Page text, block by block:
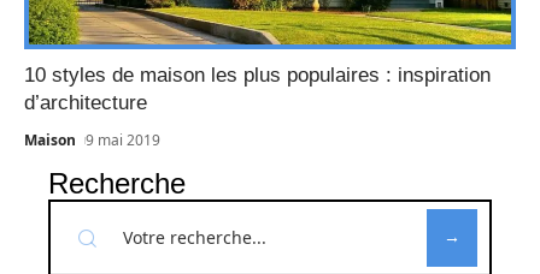
10 styles de maison les plus populaires : inspiration
d’architecture
Maison 9 mai 2019
Recherche